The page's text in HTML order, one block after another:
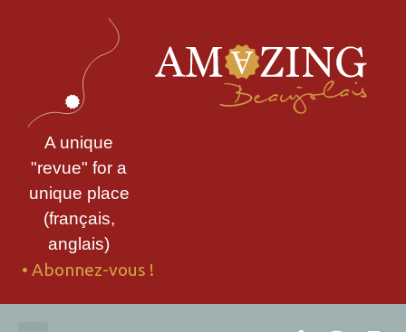
A unique
"revue" for a
unique place
(français,
anglais)
• Abonnez-vous !